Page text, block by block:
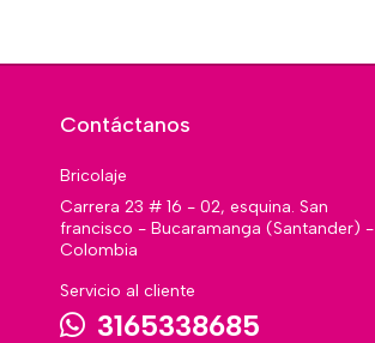
Contáctanos
Bricolaje
Carrera 23 # 16 - 02, esquina. San
francisco - Bucaramanga (Santander) -
Colombia
Servicio al cliente
3165338685